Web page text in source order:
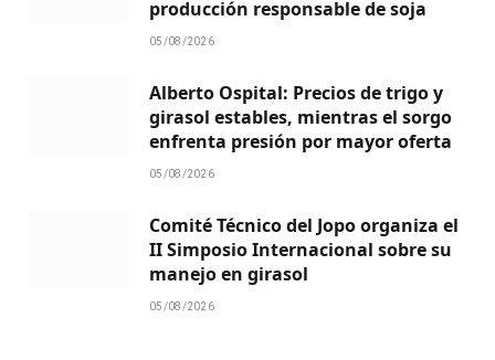
producción responsable de soja
05/08/2026
Alberto Ospital: Precios de trigo y
girasol estables, mientras el sorgo
enfrenta presión por mayor oferta
05/08/2026
Comité Técnico del Jopo organiza el
II Simposio Internacional sobre su
manejo en girasol
05/08/2026